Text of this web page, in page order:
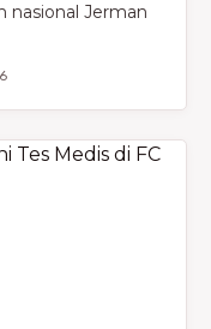
nasional Jerman